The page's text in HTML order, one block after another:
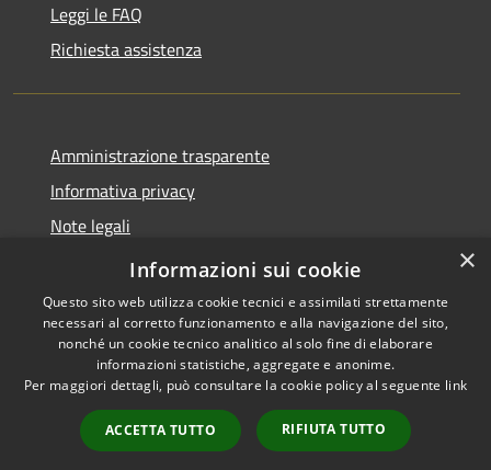
Leggi le FAQ
Richiesta assistenza
Amministrazione trasparente
Informativa privacy
Note legali
Dichiarazione di accessibilità
Accessibilità
Copyright © 2026 • Comune di
Cavaion Veronese • Powered
byMunicipium
Accesso
redazione
×
Informazioni sui cookie
Questo sito web utilizza cookie tecnici e assimilati strettamente
necessari al corretto funzionamento e alla navigazione del sito,
nonché un cookie tecnico analitico al solo fine di elaborare
informazioni statistiche, aggregate e anonime.
Per maggiori dettagli, può consultare la cookie policy al seguente link
ACCETTA TUTTO RIFIUTA TUTTO